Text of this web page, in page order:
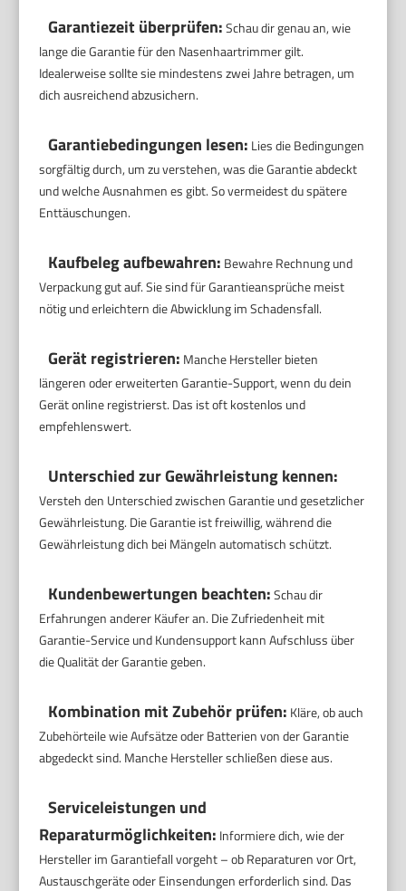
Garantiezeit überprüfen:Schau dir genau an, wie
lange die Garantie für den Nasenhaartrimmer gilt.
Idealerweise sollte sie mindestens zwei Jahre betragen, um
dich ausreichend abzusichern.
Garantiebedingungen lesen: Lies die Bedingungen
sorgfältig durch, um zu verstehen, was die Garantie abdeckt
und welche Ausnahmen es gibt. So vermeidest du spätere
Enttäuschungen.
Kaufbeleg aufbewahren: Bewahre Rechnung und
Verpackung gut auf. Sie sind für Garantieansprüche meist
nötig und erleichtern die Abwicklung im Schadensfall.
Gerät registrieren: Manche Hersteller bieten
längeren oder erweiterten Garantie-Support, wenn du dein
Gerät online registrierst. Das ist oft kostenlos und
empfehlenswert.
Unterschied zur Gewährleistung kennen:
Versteh den Unterschied zwischen Garantie und gesetzlicher
Gewährleistung. Die Garantie ist freiwillig, während die
Gewährleistung dich bei Mängeln automatisch schützt.
Kundenbewertungen beachten:Schau dir
Erfahrungen anderer Käufer an. Die Zufriedenheit mit
Garantie-Service und Kundensupport kann Aufschluss über
die Qualität der Garantie geben.
Kombination mit Zubehör prüfen: Kläre, ob auch
Zubehörteile wie Aufsätze oder Batterien von der Garantie
abgedeckt sind. Manche Hersteller schließen diese aus.
Serviceleistungen und
Reparaturmöglichkeiten: Informiere dich, wie der
Hersteller im Garantiefall vorgeht – ob Reparaturen vor Ort,
Austauschgeräte oder Einsendungen erforderlich sind. Das